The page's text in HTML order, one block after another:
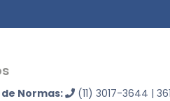
Normas: (11) 3017-3644 |